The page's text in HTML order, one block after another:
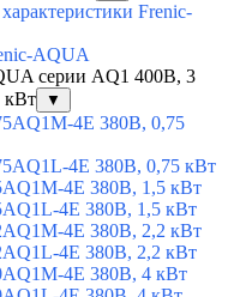
Frenic-
AQUA
серии AQ1 400В, 3
кВт
▼
4E 380В, 0,75
4E 380В, 0,75 кВт
4E 380В, 1,5 кВт
4E 380В, 1,5 кВт
4E 380В, 2,2 кВт
4E 380В, 2,2 кВт
4E 380В, 4 кВт